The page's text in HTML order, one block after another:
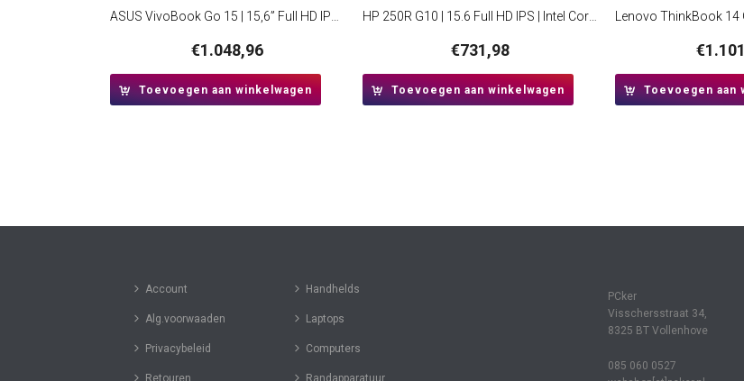
€1.048,96
Toevoegen aan winkelwagen
€731,98
Toevoegen aan winkelwagen
€
Toevoegen aan
Account
Alg.voorwaaden
Privacybeleid
Retouren
Handhelds
Laptops
Computers
Randapparatuur
PCker
Visschersstraat 34,
8325 BT Vollenhove
085 060 0527